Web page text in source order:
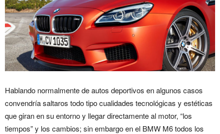
Hablando normalmente de autos deportivos en algunos casos
convendría saltaros todo tipo cualidades tecnológicas y estéticas
que giran en su entorno y llegar directamente al motor, “los
tiempos” y los cambios; sin embargo en el BMW M6 todos los